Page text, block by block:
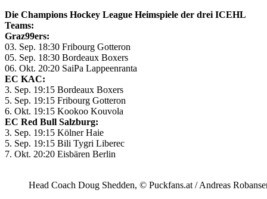
Die Champions Hockey League Heimspiele der drei ICEHL
Teams:
Graz99ers:
03. Sep. 18:30 Fribourg Gotteron
05. Sep. 18:30 Bordeaux Boxers
06. Okt. 20:20 SaiPa Lappeenranta
EC KAC:
3. Sep. 19:15 Bordeaux Boxers
5. Sep. 19:15 Fribourg Gotteron
6. Okt. 19:15 Kookoo Kouvola
EC Red Bull Salzburg:
3. Sep. 19:15 Kölner Haie
5. Sep. 19:15 Bili Tygri Liberec
7. Okt. 20:20 Eisbären Berlin
Head Coach Doug Shedden, © Puckfans.at / Andreas